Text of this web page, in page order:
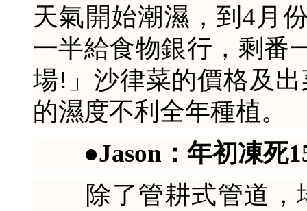
天氣開始潮濕，到4月
一半給食物銀行，剩番
場!」沙律菜的價格及
的濕度不利全年種植。
●Jason：年初凍死
除了管耕式管道，